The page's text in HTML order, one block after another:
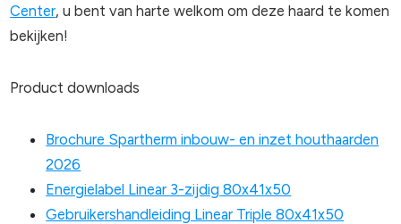
Center, u bent van harte welkom om deze haard te komen
bekijken!
Product downloads
Brochure Spartherm inbouw- en inzet houthaarden
2026
Energielabel Linear 3-zijdig 80x41x50
Gebruikershandleiding Linear Triple 80x41x50